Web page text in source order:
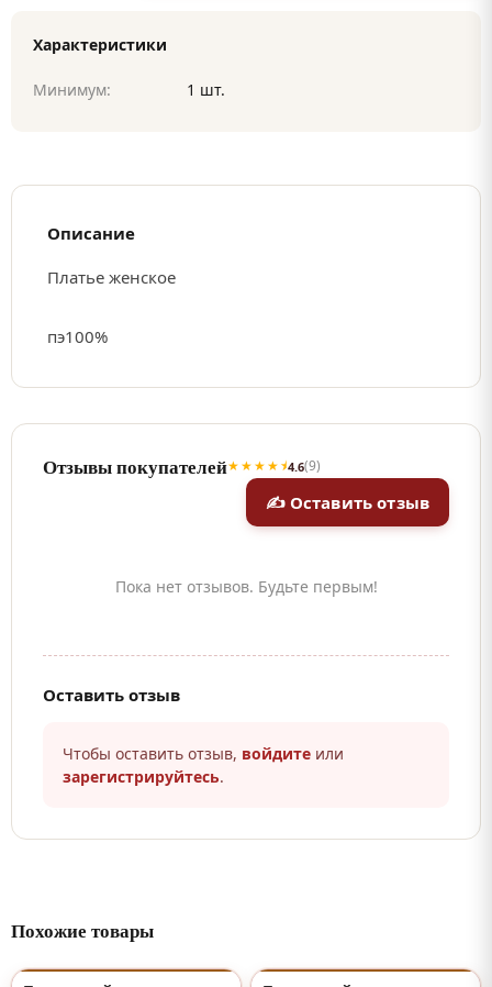
Характеристики
Минимум: 1 шт.
Описание
Платье женское
пэ100%
Отзывы покупателей★★★★⯨4.6(9)
✍ Оставить отзыв
Пока нет отзывов. Будьте первым!
Оставить отзыв
Чтобы оставить отзыв, войдите или
зарегистрируйтесь.
Похожие товары